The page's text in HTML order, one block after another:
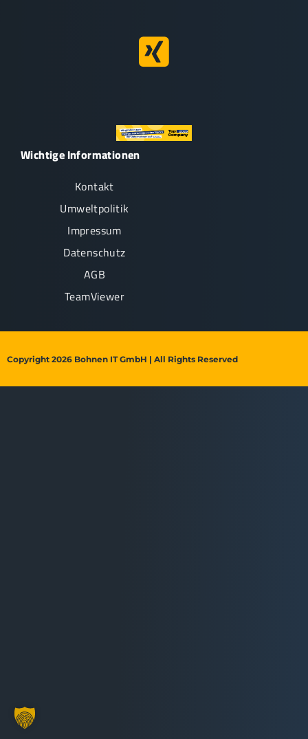
Wichtige Informationen
Kontakt
Umweltpolitik
Impressum
Datenschutz
AGB
TeamViewer
Copyright 2026 Bohnen IT GmbH | All Rights Reserved